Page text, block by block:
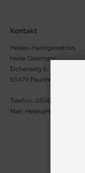
Kontakt
Heikes-Handgewebtes
Heike Galemann
Eichenweg 6
65479 Raunheim
Telefon: 06142 926386
Mail: Heike@Heikes-